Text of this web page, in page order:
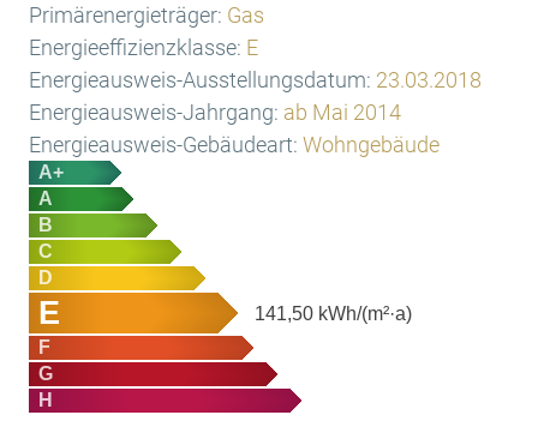
Primärenergieträger: Gas
Energieeffizienzklasse: E
Energieausweis-Ausstellungsdatum: 23.03.2018
Energieausweis-Jahrgang: ab Mai 2014
Energieausweis-Gebäudeart: Wohngebäude
A+
A
B
C
D
E 141,50 kWh/(m²·a)
F
G
H